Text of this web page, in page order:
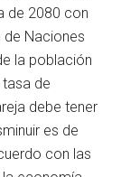
de 2080 con
de Naciones
la población
de
debe tener
es de
con las